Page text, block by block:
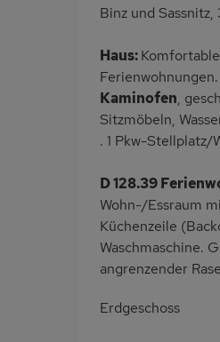
Binz und
Haus:
Kaminofen,
Sitzmöbeln,
. 1 Pkw-Stellplatz/
D 128.39
Wohn-/Essraum
Küchenzeile
Waschmaschine.
angrenzender
Erdgeschoss